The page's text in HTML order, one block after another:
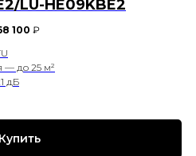
LU-HE09KBE2
100 ₽
— до 25 м²
дБ
Купить